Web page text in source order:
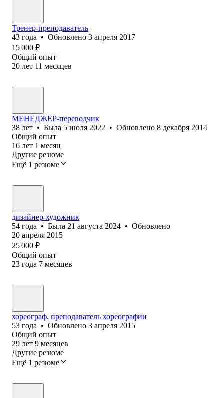
Тренер-преподаватель
43 года • Обновлено 3 апреля 2017
15 000 ₽
Общий опыт
20 лет 11 месяцев
МЕНЕДЖЕР-переводчик
38 лет • Была 5 июля 2022 • Обновлено 8 декабря 2014
Общий опыт
16 лет 1 месяц
Другие резюме
Ещё 1 резюме
дизайнер-художник
54 года • Была 21 августа 2024 • Обновлено
20 апреля 2015
25 000 ₽
Общий опыт
23 года 7 месяцев
хореограф, преподаватель хореографии
53 года • Обновлено 3 апреля 2015
Общий опыт
29 лет 9 месяцев
Другие резюме
Ещё 1 резюме